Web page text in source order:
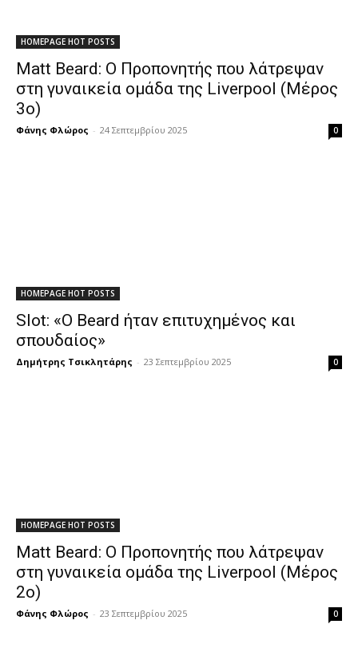
HOMEPAGE HOT POSTS
Matt Beard: O Προπονητής που λάτρεψαν
στη γυναικεία ομάδα της Liverpool (Μέρος
3ο)
Φάνης Φλώρος - 24 Σεπτεμβρίου 2025 0
HOMEPAGE HOT POSTS
Slot: «Ο Beard ήταν επιτυχημένος και
σπουδαίος»
Δημήτρης Τσικλητάρης - 23 Σεπτεμβρίου 2025 0
HOMEPAGE HOT POSTS
Matt Beard: O Προπονητής που λάτρεψαν
στη γυναικεία ομάδα της Liverpool (Μέρος
2ο)
Φάνης Φλώρος - 23 Σεπτεμβρίου 2025 0